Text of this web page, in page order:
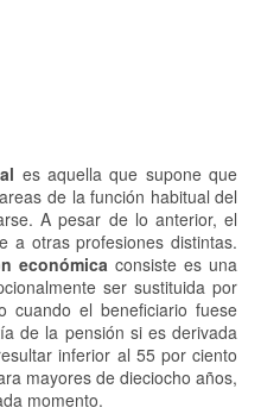
es aquella que supone que
de la función habitual del
A pesar de lo anterior, el
a otras profesiones distintas.
económicaconsiste es una
ser sustituida por
cuando el beneficiario fuese
de la pensión si es derivada
inferior al 55 por ciento
mayores de dieciocho años,
momento.